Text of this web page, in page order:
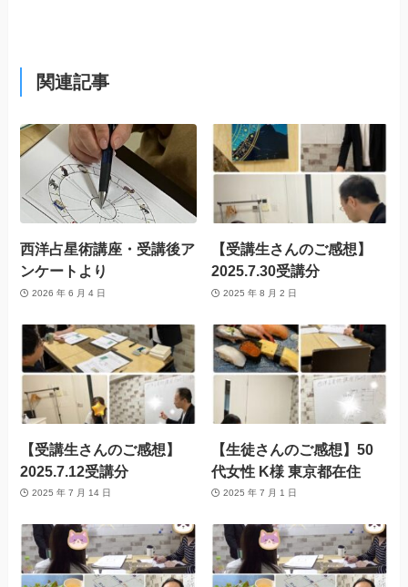
関連記事
西洋占星術講座・受講後ア
ンケートより
2026 年 6 月 4 日
【受講生さんのご感想】
2025.7.30受講分
2025 年 8 月 2 日
【受講生さんのご感想】
2025.7.12受講分
2025 年 7 月 14 日
【生徒さんのご感想】50
代女性 K様 東京都在住
2025 年 7 月 1 日